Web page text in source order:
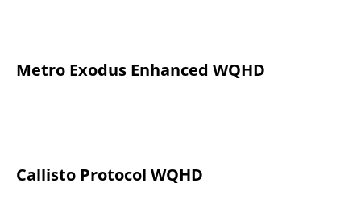
Metro Exodus Enhanced WQHD
Callisto Protocol WQHD